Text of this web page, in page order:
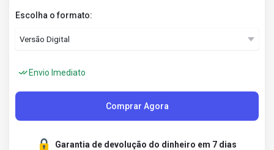
Escolha o formato:
Envio Imediato
Comprar Agora
Garantia de devolução do dinheiro em 7 dias